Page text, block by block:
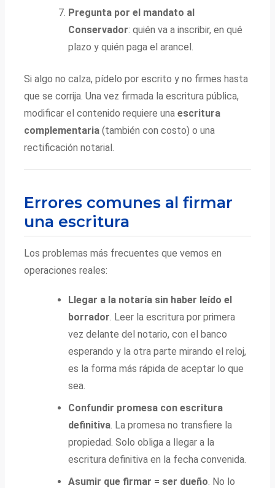
Pregunta por el mandato al
Conservador: quién va a inscribir, en qué
plazo y quién paga el arancel.
Si algo no calza, pídelo por escrito y no firmes hasta
que se corrija. Una vez firmada la escritura pública,
modificar el contenido requiere unaescritura
complementaria (también con costo) o una
rectificación notarial.
Errores comunes al firmar
una escritura
Los problemas más frecuentes que vemos en
operaciones reales:
Llegar a la notaría sin haber leído el
borrador . Leer la escritura por primera
vez delante del notario, con el banco
esperando y la otra parte mirando el reloj,
es la forma más rápida de aceptar lo que
sea.
Confundir promesa con escritura
definitiva . La promesa no transfiere la
propiedad. Solo obliga a llegar a la
escritura definitiva en la fecha convenida.
Asumir que firmar = ser dueño . No lo